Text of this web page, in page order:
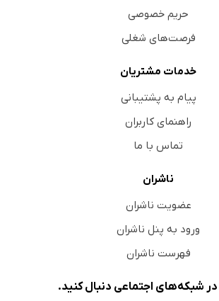
حریم خصوصی
فرصت‌های شغلی
خدمات مشتریان
پیام به پشتیبانی
راهنمای کاربران
تماس با ما
ناشران
عضویت ناشران
ورود به پنل ناشران
فهرست ناشران
در شبکه‌های اجتماعی دنبال کنید.